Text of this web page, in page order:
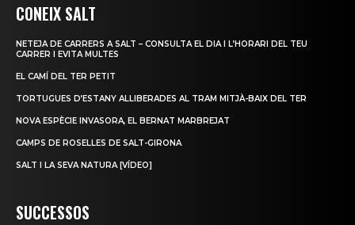
CONEIX SALT
NETEJA DE CARRERS A SALT – CONSULTA EL DIA I L’HORARI DEL TEU
CARRER I EVITA MULTES
EL CAMÍ DEL TER PETIT
TORTUGUES D’ESTANY ALLIBERADES AL TRAM MITJÀ-BAIX DEL TER
NOVA ESPÈCIE INVASORA, EL BERNAT MARBREJAT
CAMPS DE ROSELLES DE SALT-GIRONA
SALT I LA SEVA NATURA [VÍDEO]
SUCCESSOS